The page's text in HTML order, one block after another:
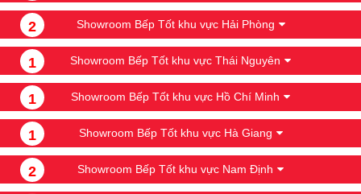
2 Showroom Bếp Tốt khu vực Hải Phòng
1 Showroom Bếp Tốt khu vực Thái Nguyên
1 Showroom Bếp Tốt khu vực Hồ Chí Minh
1 Showroom Bếp Tốt khu vực Hà Giang
2 Showroom Bếp Tốt khu vực Nam Định